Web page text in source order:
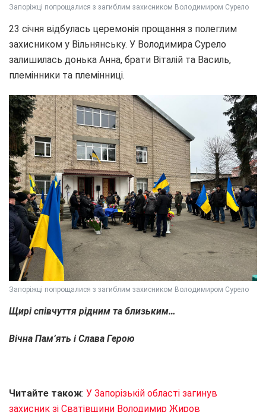
Запоріжці попрощалися з загиблим захисником Володимиром Сурело
23 січня відбулась церемонія прощання з полеглим
захисником у Вільнянську. У Володимира Сурело
залишилась донька Анна, брати Віталій та Василь,
племінники та племінниці.
Запоріжці попрощалися з загиблим захисником Володимиром Сурело
Щирі співчуття рідним та близьким…
Вічна Пам’ять і Слава Герою
Читайте також: У Запорізькій області загинув
захисник зі Сватівщини Володимир Жиров